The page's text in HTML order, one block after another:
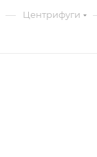
— Центрифуги